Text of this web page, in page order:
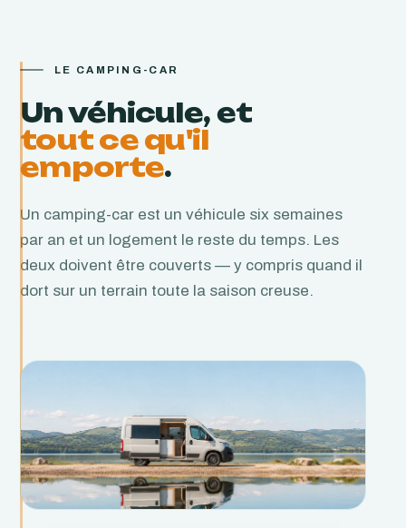
LE CAMPING-CAR
Un véhicule, et
tout ce qu'il
emporte.
Un camping-car est un véhicule six semaines
par an et un logement le reste du temps. Les
deux doivent être couverts — y compris quand il
dort sur un terrain toute la saison creuse.